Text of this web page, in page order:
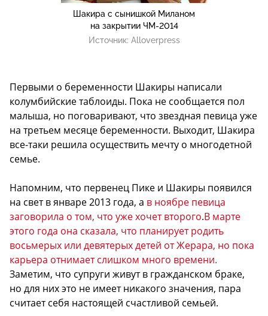
Шакира с сынишкой Миланом
на закрытии ЧМ-2014
Источник: Alloverpress
Первыми о беременности Шакиры написали
колумбийские таблоиды. Пока не сообщается пол
малыша, но поговаривают, что звездная певица уже
на третьем месяце беременности. Выходит, Шакира
все-таки решила осуществить мечту о многодетной
семье.
Напомним, что первенец Пике и Шакиры появился
на свет в январе 2013 года, а в ноябре певица
заговорила о том, что уже хочет второго.В марте
этого года она сказала, что планирует родить
восьмерых или девятерых детей от Жерара, но пока
карьера отнимает слишком много времени.
Заметим, что супруги живут в гражданском браке,
но для них это не имеет никакого значения, пара
считает себя настоящей счастливой семьей.